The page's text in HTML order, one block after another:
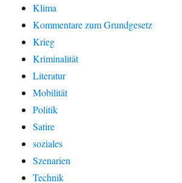
Klima
Kommentare zum Grundgesetz
Krieg
Kriminalität
Literatur
Mobilität
Politik
Satire
soziales
Szenarien
Technik